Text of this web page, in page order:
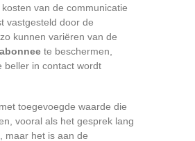
van de communicatie
vastgesteld door de
kunnen variëren van de
abonnee te beschermen,
beller in contact wordt
toegevoegde waarde die
vooral als het gesprek lang
maar het is aan de